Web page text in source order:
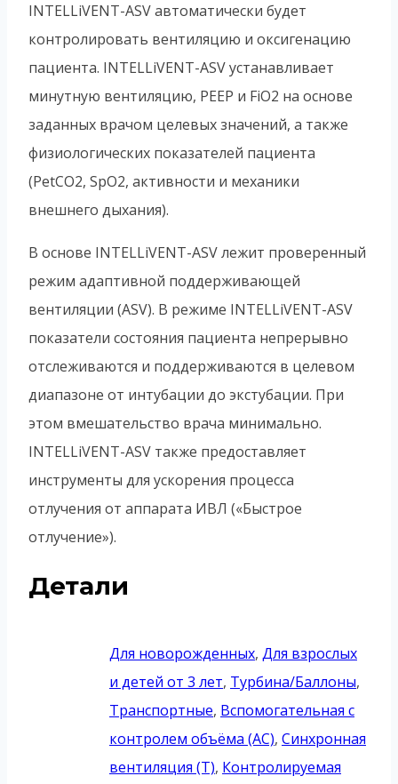
INTELLiVENT-ASV автоматически будет
контролировать вентиляцию и оксигенацию
пациента. INTELLiVENT-ASV устанавливает
минутную вентиляцию, PEEP и FiO2 на основе
заданных врачом целевых значений, а также
физиологических показателей пациента
(PetCO2, SpO2, активности и механики
внешнего дыхания).
В основе INTELLiVENT-ASV лежит проверенный
режим адаптивной поддерживающей
вентиляции (ASV). В режиме INTELLiVENT-ASV
показатели состояния пациента непрерывно
отслеживаются и поддерживаются в целевом
диапазоне от интубации до экстубации. При
этом вмешательство врача минимально.
INTELLiVENT-ASV также предоставляет
инструменты для ускорения процесса
отлучения от аппарата ИВЛ («Быстрое
отлучение»).
Детали
Для новорожденных, Для взрослых
и детей от 3 лет, Турбина/Баллоны,
Транспортные, Вспомогательная с
контролем объёма (AC), Синхронная
вентиляция (T), Контролируемая